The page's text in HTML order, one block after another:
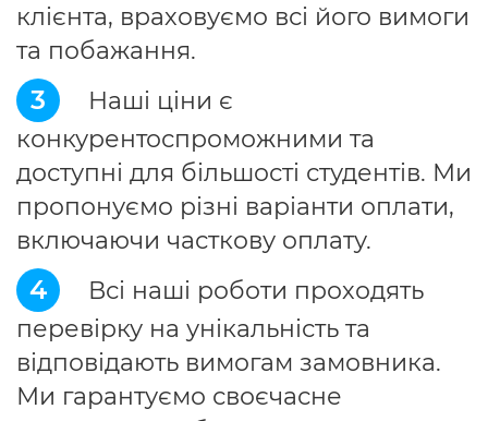
клієнта, враховуємо всі його вимоги
та побажання.
3
Наші ціни є
конкурентоспроможними та
доступні для більшості студентів. Ми
пропонуємо різні варіанти оплати,
включаючи часткову оплату.
4
Всі наші роботи проходять
перевірку на унікальність та
відповідають вимогам замовника.
Ми гарантуємо своєчасне